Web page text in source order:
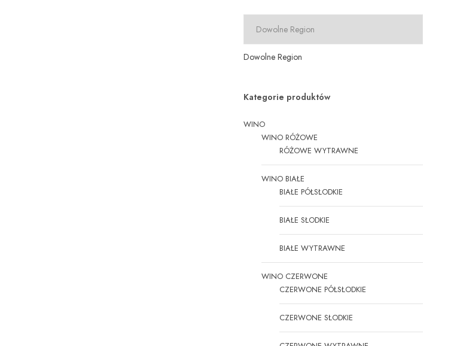
Dowolne Region
Kategorie produktów
WINO
WINO RÓŻOWE
RÓŻOWE WYTRAWNE
WINO BIAŁE
BIAŁE PÓŁSŁODKIE
BIAŁE SŁODKIE
BIAŁE WYTRAWNE
WINO CZERWONE
CZERWONE PÓŁSŁODKIE
CZERWONE SŁODKIE